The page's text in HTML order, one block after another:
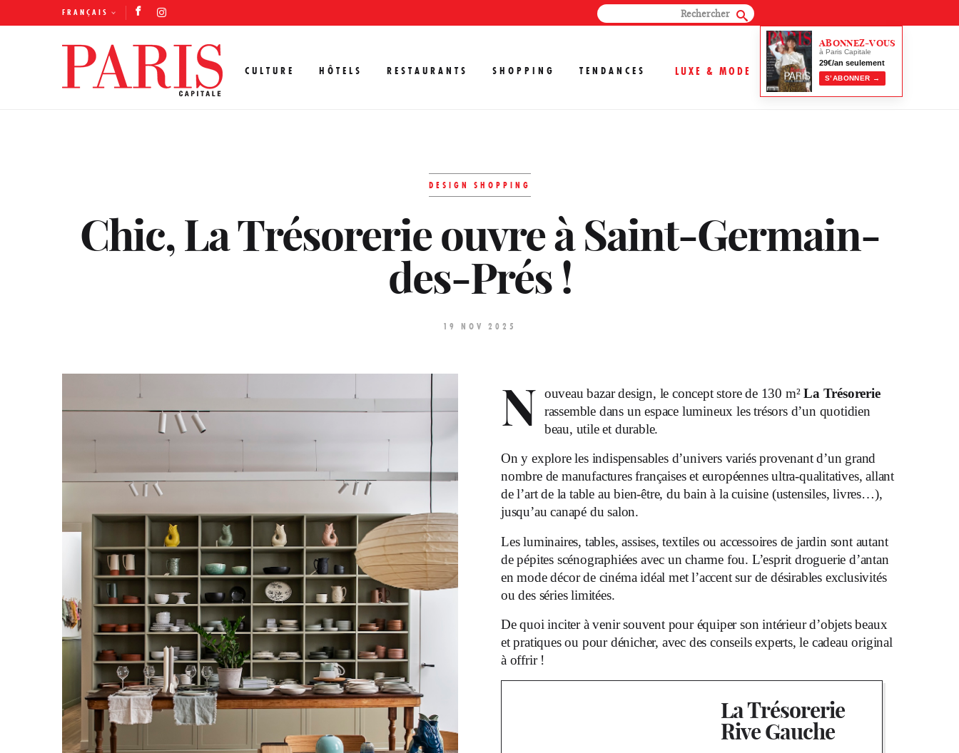
FRANÇAIS
CULTURE HÔTELS RESTAURANTS SHOPPING TENDANCES LUXE & MODE
ABONNEZ-VOUS
à Paris Capitale
29€/an seulement
S’ABONNER →
DESIGN SHOPPING
Chic, La Trésorerie ouvre à Saint-Germain-
des-Prés !
19 NOV 2025
N ouveau bazar design, le concept store de 130 m²La Trésorerie
rassemble dans un espace lumineux les trésors d’un quotidien
beau, utile et durable.
On y explore les indispensables d’univers variés provenant d’un grand
nombre de manufactures françaises et européennes ultra-qualitatives, allant
de l’art de la table au bien-être, du bain à la cuisine (ustensiles, livres…),
jusqu’au canapé du salon.
Les luminaires, tables, assises, textiles ou accessoires de jardin sont autant
de pépites scénographiées avec un charme fou. L’esprit droguerie d’antan
en mode décor de cinéma idéal met l’accent sur de désirables exclusivités
ou des séries limitées.
De quoi inciter à venir souvent pour équiper son intérieur d’objets beaux
et pratiques ou pour dénicher, avec des conseils experts, le cadeau original
à offrir !
La Trésorerie
Rive Gauche